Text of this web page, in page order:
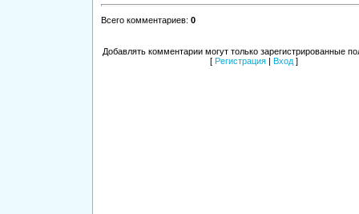
Всего комментариев: 0
Добавлять комментарии могут только зарегистрированные
[ Регистрация Вход ]